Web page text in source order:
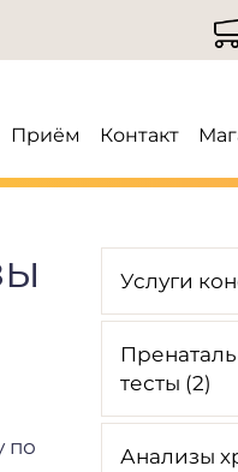
Приём Контакт
по
Услуги
тесты (2)
Анализы